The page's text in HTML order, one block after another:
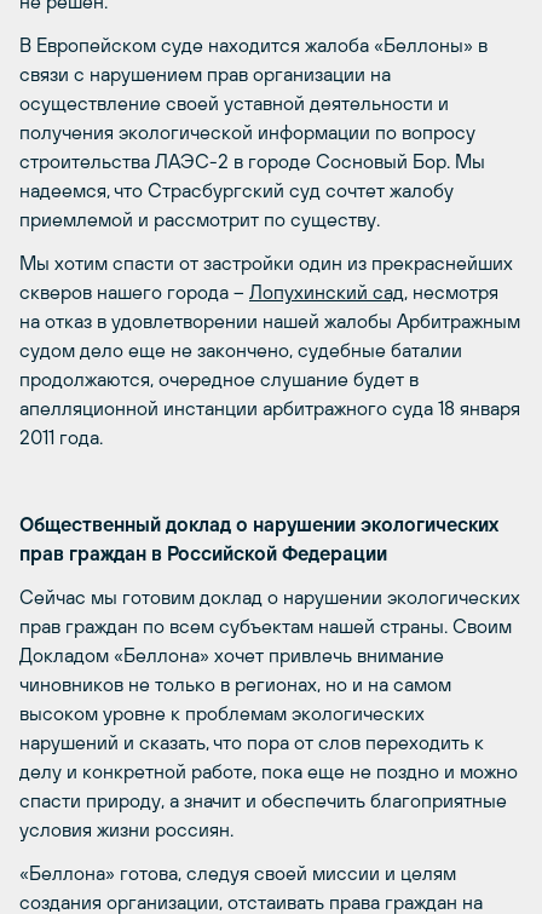
В Европейском суде находится жалоба «Беллоны» в
связи с нарушением прав организации на
осуществление своей уставной деятельности и
получения экологической информации по вопросу
строительства ЛАЭС-2 в городе Сосновый Бор. Мы
надеемся, что Страсбургский суд сочтет жалобу
приемлемой и рассмотрит по существу.
Мы хотим спасти от застройки один из прекраснейших
скверов нашего города – Лопухинский сад, несмотря
на отказ в удовлетворении нашей жалобы Арбитражным
судом дело еще не закончено, судебные баталии
продолжаются, очередное слушание будет в
апелляционной инстанции арбитражного суда 18 января
2011 года.
Общественный доклад о нарушении экологических
прав граждан в Российской Федерации
Сейчас мы готовим доклад о нарушении экологических
прав граждан по всем субъектам нашей страны. Своим
Докладом «Беллона» хочет привлечь внимание
чиновников не только в регионах, но и на самом
высоком уровне к проблемам экологических
нарушений и сказать, что пора от слов переходить к
делу и конкретной работе, пока еще не поздно и можно
спасти природу, а значит и обеспечить благоприятные
условия жизни россиян.
«Беллона» готова, следуя своей миссии и целям
создания организации, отстаивать права граждан на